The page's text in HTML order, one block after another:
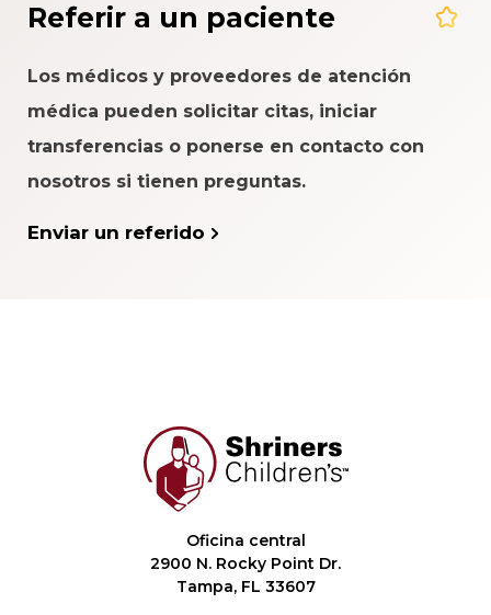
Referir a un paciente
Los médicos y proveedores de atención
médica pueden solicitar citas, iniciar
transferencias o ponerse en contacto con
nosotros si tienen preguntas.
Enviar un referido
Oficina central
2900 N. Rocky Point Dr.
Tampa, FL 33607